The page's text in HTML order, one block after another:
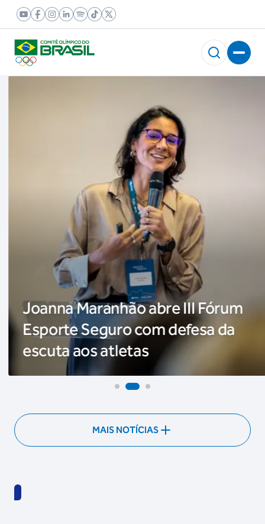
Joanna Maranhão abre III Fórum
Esporte Seguro com defesa da
escuta aos atletas
MAIS NOTÍCIAS